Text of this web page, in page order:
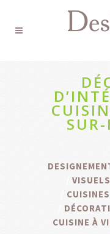
CUISINES
CUISINE À